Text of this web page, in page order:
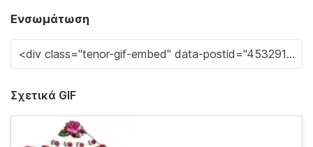
Ενσωμάτωση
Σχετικά GIF